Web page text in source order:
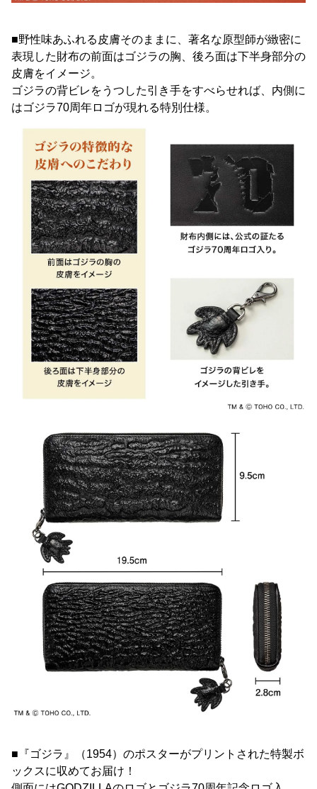
■野性味あふれる皮膚そのままに、著名な原型師が緻密に
表現した財布の前面はゴジラの胸、後ろ面は下半身部分の
皮膚をイメージ。
ゴジラの背ビレをうつした引き手をすべらせれば、内側に
はゴジラ70周年ロゴが現れる特別仕様。
■『ゴジラ』（1954）のポスターがプリントされた特製ボ
ックスに収めてお届け！